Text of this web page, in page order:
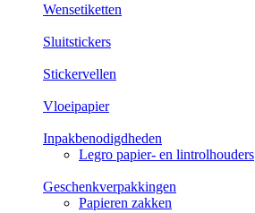
Wensetiketten
Sluitstickers
Stickervellen
Vloeipapier
Inpakbenodigdheden
Legro papier- en lintrolhouders
Geschenkverpakkingen
Papieren zakken